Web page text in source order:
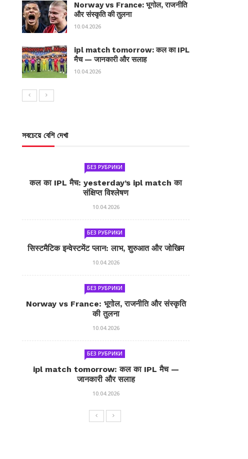
Norway vs France: भूगोल, राजनीति
और संस्कृति की तुलना
10.04.2026
ipl match tomorrow: कल का IPL
मैच — जानकारी और सलाह
10.04.2026
সবচেয়ে বেশি দেখা
БЕЗ РУБРИКИ
कल का IPL मैच: yesterday’s ipl match का
संक्षिप्त विश्लेषण
10.04.2026
БЕЗ РУБРИКИ
सिस्टमैटिक इन्वेस्टमेंट प्लान: लाभ, शुरुआत और जोखिम
10.04.2026
БЕЗ РУБРИКИ
Norway vs France: भूगोल, राजनीति और संस्कृति
की तुलना
10.04.2026
БЕЗ РУБРИКИ
ipl match tomorrow: कल का IPL मैच —
जानकारी और सलाह
10.04.2026